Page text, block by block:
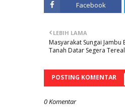
Facebook
LEBIH LAMA
Masyarakat Sungai
Tanah Datar Segera
POSTING KOMENTAR
0 Komentar